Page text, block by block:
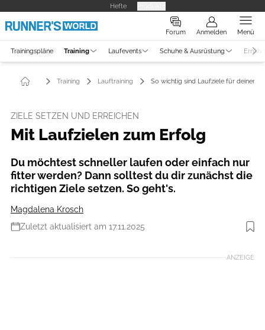
Hefte
Forum Anmelden Menü
Trainingspläne Training Laufevents Schuhe & Ausrüstung
Training Lauftraining So wichtig sind Laufziele für deinen
ZIELE SETZEN UND ERREICHEN
Mit Laufzielen zum Erfolg
Du möchtest schneller laufen oder einfach nur
fitter werden? Dann solltest du dir zunächst die
richtigen Ziele setzen. So geht's.
Magdalena Krosch
Zuletzt aktualisiert am 17.11.2025
Foto: iStockphoto
ANZEIGE